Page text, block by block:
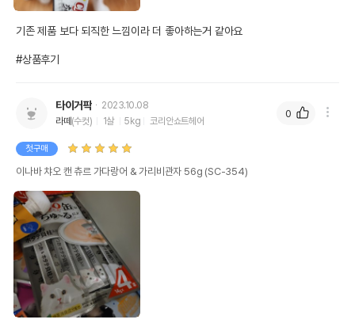
기존 제품 보다 되직한 느낌이라 더 좋아하는거 같아요
#상품후기
타이거팍
2023.10.08
라떼 (수컷) 1살 5kg 코리안쇼트헤어
첫구매
이나바 챠오 캔 츄르 가다랑어 & 가리비관자 56g (SC-354)
0